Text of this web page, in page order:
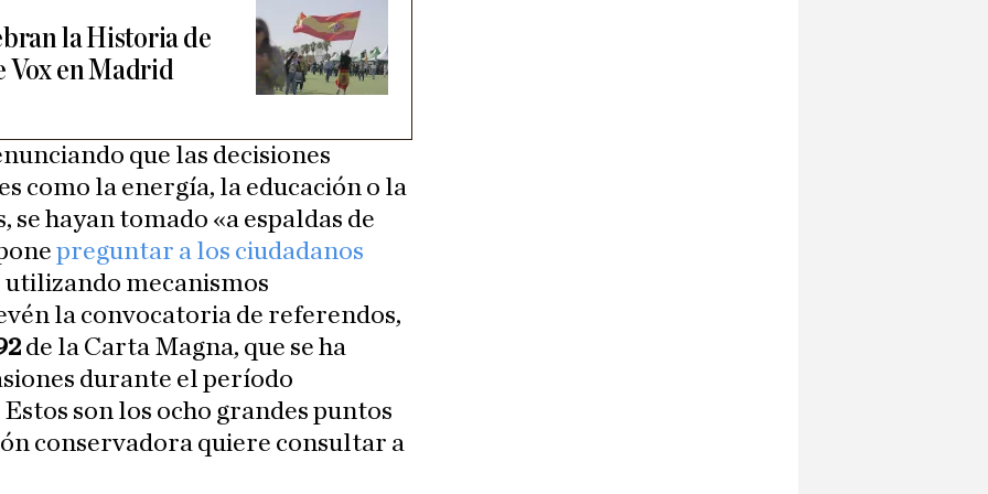
la Historia de
Vox en Madrid
que las decisiones
como la energía, la educación o la
hayan tomado «a espaldas de
preguntar a los ciudadanos
mecanismos
la convocatoria de referendos,
de la Carta Magna, que se ha
durante el período
son los ocho grandes puntos
conservadora quiere consultar a